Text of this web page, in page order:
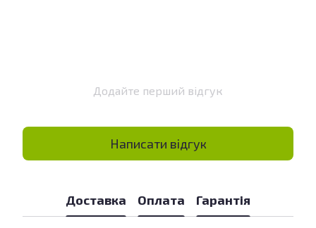
Додайте перший відгук
Написати відгук
Доставка Оплата Гарантія